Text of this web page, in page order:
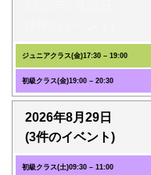
ジュニアクラス(金)17:30 – 19:00
初級クラス(金)19:00 – 20:30
2026年8月29日
(3件のイベント)
初級クラス(土)09:30 – 11:00